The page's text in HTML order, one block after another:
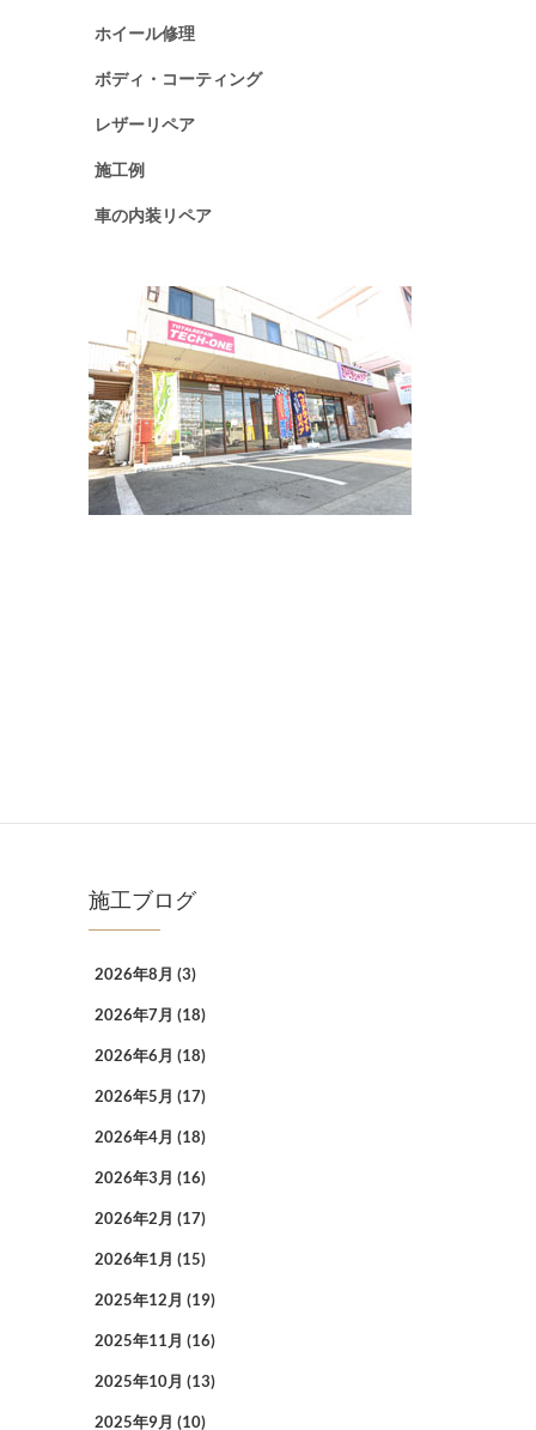
ホイール修理
ボディ・コーティング
レザーリペア
施工例
車の内装リペア
施工ブログ
2026年8月 (3)
2026年7月 (18)
2026年6月 (18)
2026年5月 (17)
2026年4月 (18)
2026年3月 (16)
2026年2月 (17)
2026年1月 (15)
2025年12月 (19)
2025年11月 (16)
2025年10月 (13)
2025年9月 (10)